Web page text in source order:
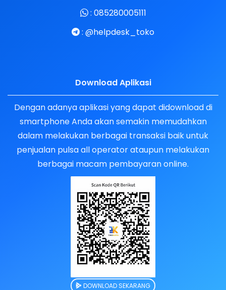
: 085280005111
: @helpdesk_toko
Download Aplikasi
Dengan adanya aplikasi yang dapat didownload di
smartphone Anda akan semakin memudahkan
dalam melakukan berbagai transaksi baik untuk
penjualan pulsa all operator ataupun melakukan
berbagai macam pembayaran online.
DOWNLOAD SEKARANG